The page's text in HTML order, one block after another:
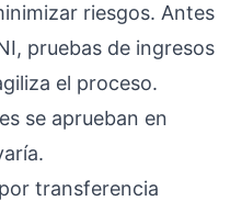
riesgos. Antes
pruebas de ingresos
el proceso.
se aprueban en
transferencia